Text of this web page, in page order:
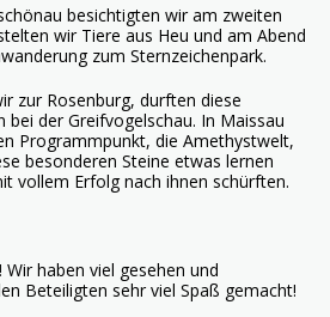
besichtigten wir am zweiten
wir Tiere aus Heu und am Abend
zum Sternzeichenpark.
zur Rosenburg, durften diese
bei der Greifvogelschau. In Maissau
Programmpunkt, die Amethystwelt,
besonderen Steine etwas lernen
vollem Erfolg nach ihnen schürften.
haben viel gesehen und
Beteiligten sehr viel Spaß gemacht!